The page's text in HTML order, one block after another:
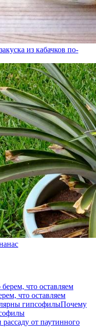
из кабачков по-
что оставляем
Почему